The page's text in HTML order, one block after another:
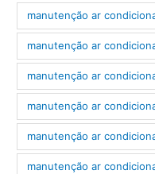
manutenção ar
manutenção ar
manutenção ar
manutenção ar
manutenção ar
manutenção ar